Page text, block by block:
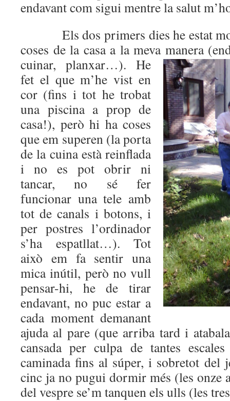
endavant com sigui mentre la salut
Els dos primers dies he estat
coses de la casa a la mevamanera
cuinar, planxar…). He
fet el que m’he vist en
cor (fins i tot he trobat
una piscina a prop de
casa!), però hi ha coses
que em superen (la porta
de la cuina està reinflada
i no es pot obrir ni
tancar, no sé fer
funcionar una tele amb
tot de canals i botons, i
per postres l’ordinador
s’ha espatllat…). Tot
això em fa sentir una
mica inútil, però no vull
pensar-hi, he de tirar
endavant, no puc estar a
cada moment demanant
ajuda al pare (que arriba tard i
cansada per culpa de tantes
caminada fins al súper, i sobretot del
cinc ja no pugui dormir més (les onze
del vespre se’m tanquen els ulls (les